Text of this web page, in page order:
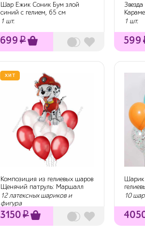
Шар Ежик Соник Бум злой
синий с гелием, 65 см
1 шт.
699 ₽
1 шт.
599
ХИТ
Композиция из гелиевых шаров
Щенячий патруль: Маршалл
12 латексных шариков и
фигура
3150₽
Шарик
10